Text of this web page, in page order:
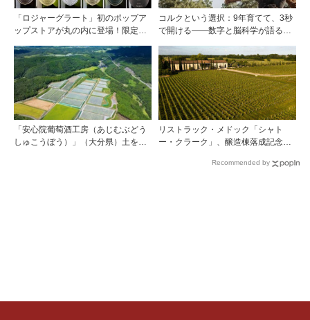
「ロジャーグラート」初のポップア
ップストアが丸の内に登場！限定キ
コルクという選択：9年育てて、3秒
で開ける——数字と脳科学が語る栓
「安心院葡萄酒工房（あじむぶどう
しゅこうぼう）」（大分県）土を作
リストラック・メドック「シャト
ー・クラーク」、醸造棟落成記念夕
Recommended by